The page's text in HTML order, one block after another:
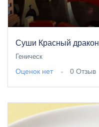
Суши Красный дракон
Геническ
Оценок нет 0 Отзыв